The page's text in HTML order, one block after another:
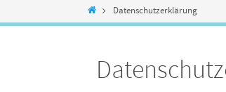
HomeDatenschutzerklärung